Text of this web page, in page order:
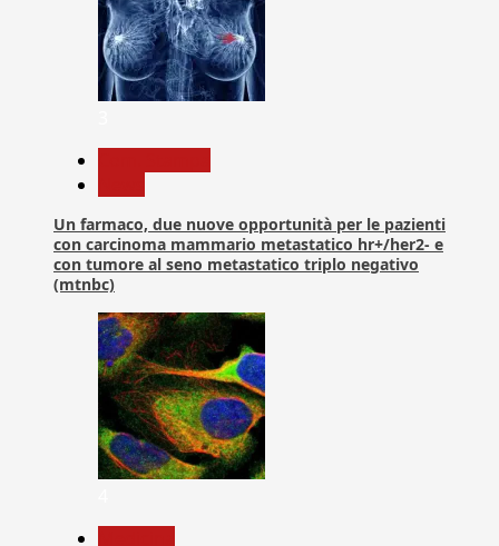
Un farmaco, due nuove opportunità per le pazienti
con carcinoma mammario metastatico hr+/her2- e
con tumore al seno metastatico triplo negativo
(mtnbc)